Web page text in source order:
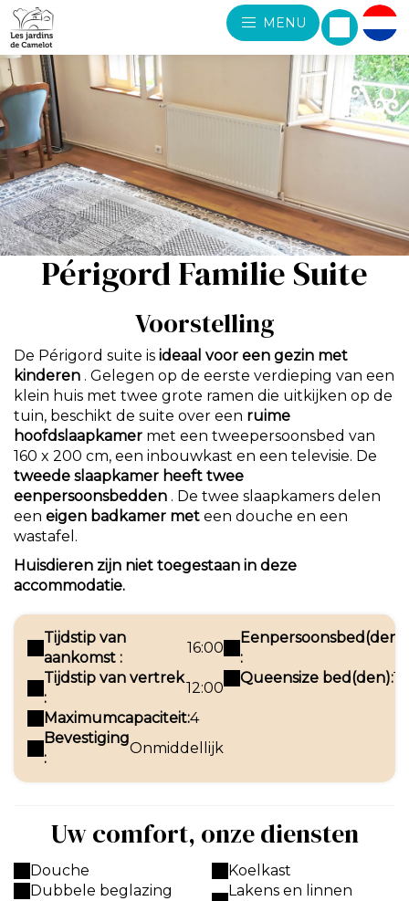
MENU
Périgord Familie Suite
Voorstelling
De Périgord suite is ideaal voor een gezin met
kinderen . Gelegen op de eerste verdieping van een
klein huis met twee grote ramen die uitkijken op de
tuin, beschikt de suite over een ruime
hoofdslaapkamer met een tweepersoonsbed van
160 x 200 cm, een inbouwkast en een televisie. De
tweede slaapkamer heeft twee
eenpersoonsbedden . De twee slaapkamers delen
een eigen badkamer met een douche en een
wastafel.
Huisdieren zijn niet toegestaan in deze
accommodatie.
Tijdstip van
aankomst :
16:00
Tijdstip van vertrek
:
12:00
Maximumcapaciteit:4
Bevestiging
:
Onmiddellijk
Eenpersoonsbed(den)
:
Queensize bed(den):1
Uw comfort, onze diensten
Douche
Dubbele beglazing
Koelkast
Lakens en linnen